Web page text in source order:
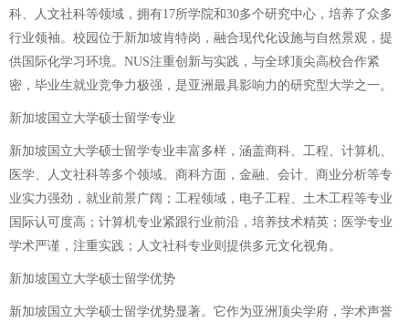
科、人文社科等领域，拥有17所学院和30多个研究中心，培养了众多
行业领袖。校园位于新加坡肯特岗，融合现代化设施与自然景观，提
供国际化学习环境。NUS注重创新与实践，与全球顶尖高校合作紧
密，毕业生就业竞争力极强，是亚洲最具影响力的研究型大学之一。
新加坡国立大学硕士留学专业
新加坡国立大学硕士留学专业丰富多样，涵盖商科、工程、计算机、
医学、人文社科等多个领域。商科方面，金融、会计、商业分析等专
业实力强劲，就业前景广阔；工程领域，电子工程、土木工程等专业
国际认可度高；计算机专业紧跟行业前沿，培养技术精英；医学专业
学术严谨，注重实践；人文社科专业则提供多元文化视角。
新加坡国立大学硕士留学优势
新加坡国立大学硕士留学优势显著。它作为亚洲顶尖学府，学术声誉